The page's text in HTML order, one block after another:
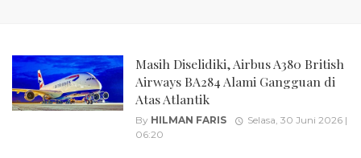
Masih Diselidiki, Airbus A380 British
Airways BA284 Alami Gangguan di
Atas Atlantik
By HILMAN FARIS
Selasa, 30 Juni 2026 |
06:20